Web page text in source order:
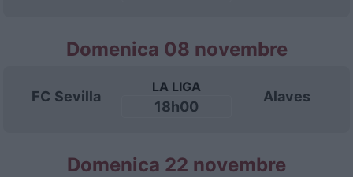
Domenica 08 novembre
FC Sevilla
LA LIGA
18h00
Alaves
Domenica 22 novembre